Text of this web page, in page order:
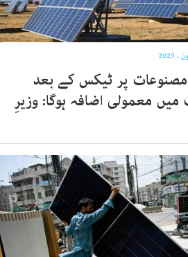
پر ٹیکس کے بعد
معمولی اضافہ ہوگا: وزیرِ